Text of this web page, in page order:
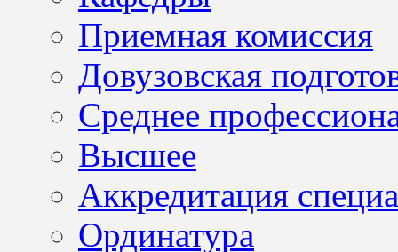
Приемная комиссия
Довузовская
Среднее
Высшее
Аккредитация
Ординатура